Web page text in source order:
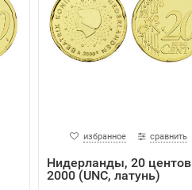
избранное сравнить
Нидерланды, 20 центов
2000 (UNC, латунь)